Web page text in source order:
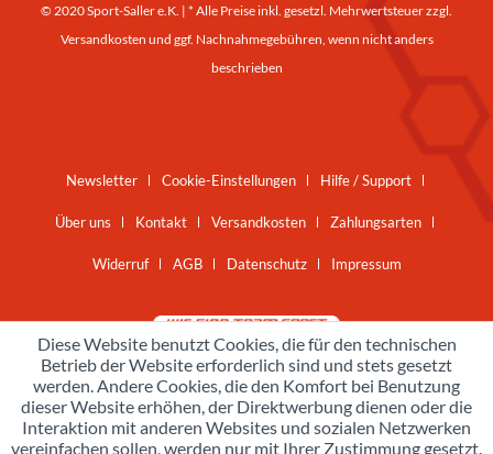
© 2020 Sport-Saller e.K. | * Alle Preise inkl. gesetzl. Mehrwertsteuer zzgl.
Versandkosten und ggf. Nachnahmegebühren, wenn nicht anders
beschrieben
Newsletter Cookie-Einstellungen Hilfe / Support
Über uns Kontakt Versandkosten Zahlungsarten
Widerruf AGB Datenschutz Impressum
Diese Website benutzt Cookies, die für den technischen
Betrieb der Website erforderlich sind und stets gesetzt
werden. Andere Cookies, die den Komfort bei Benutzung
dieser Website erhöhen, der Direktwerbung dienen oder die
Interaktion mit anderen Websites und sozialen Netzwerken
vereinfachen sollen, werden nur mit Ihrer Zustimmung gesetzt.